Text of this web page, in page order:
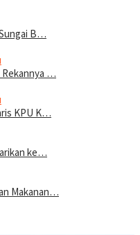
B…
Rekannya …
KPU K…
ke…
Makanan…